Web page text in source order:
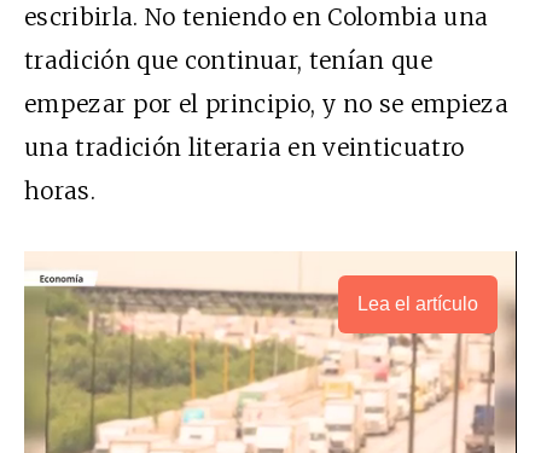
escribirla. No teniendo en Colombia una
tradición que continuar, tenían que
empezar por el principio, y no se empieza
una tradición literaria en veinticuatro
horas.
Lea el artículo